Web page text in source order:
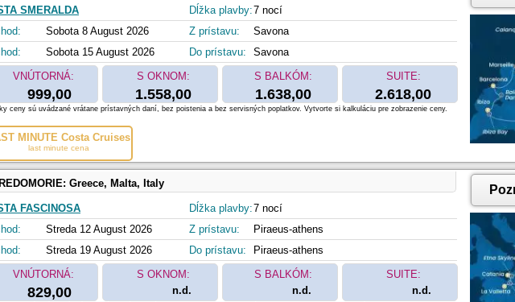
SMERALDA
Sobota 8 August 2026
Sobota 15 August 2026
Dĺžka plavby:7 nocí
Z prístavu:
Savona
Do prístavu:
Savona
VNÚTORNÁ:
999,00
S OKNOM:
1.558,00
S BALKÓM:
1.638,00
SUITE:
2.618,00
MINUTE Costa Cruises
last minute cena
ceny sú uvádzané vrátane prístavných daní, bez poistenia a bez servisných poplatkov. Vytvorte si kalkuláciu pre zobrazenie ceny.
Greece, Malta, Italy
FASCINOSA
Streda 12 August 2026
Streda 19 August 2026
Dĺžka plavby:7 nocí
Z prístavu:
Piraeus-athens
Do prístavu:
Piraeus-athens
VNÚTORNÁ:
829,00
S OKNOM:
n.d.
S BALKÓM:
n.d.
SUITE:
n.d.